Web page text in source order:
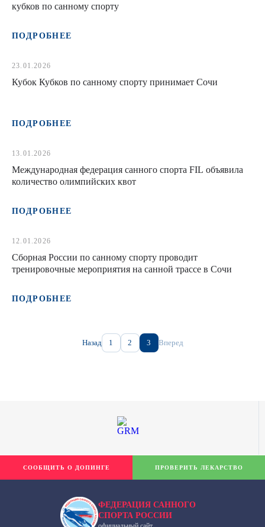
кубков по санному спорту
ПОДРОБНЕЕ
23.01.2026
Кубок Кубков по санному спорту принимает Сочи
ПОДРОБНЕЕ
13.01.2026
Международная федерация санного спорта FIL объявила
количество олимпийских квот
ПОДРОБНЕЕ
12.01.2026
Сборная России по санному спорту проводит
тренировочные мероприятия на санной трассе в Сочи
ПОДРОБНЕЕ
Назад 1 2 3 Вперед
ФЕДЕРАЦИЯ САННОГО
СПОРТА РОССИИ
СООБЩИТЬ О ДОПИНГЕ ПРОВЕРИТЬ ЛЕКАРСТВО